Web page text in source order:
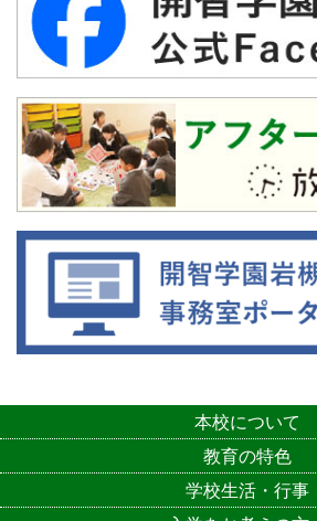
本校について
教育の特色
学校生活・行事